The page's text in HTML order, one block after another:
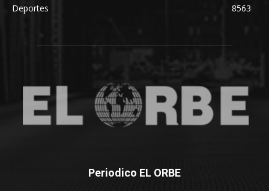
Deportes
8563
Periodico EL ORBE